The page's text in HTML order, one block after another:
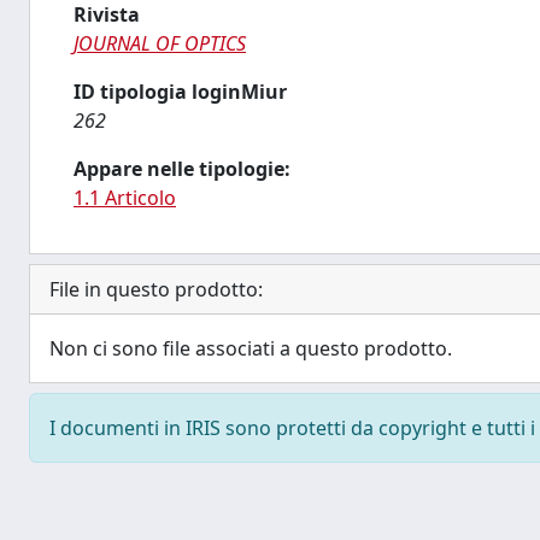
Rivista
JOURNAL OF OPTICS
ID tipologia loginMiur
262
Appare nelle tipologie:
1.1 Articolo
File in questo prodotto:
Non ci sono file associati a questo prodotto.
I documenti in IRIS sono protetti da copyright e tutti